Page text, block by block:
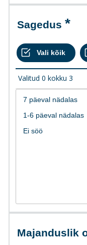
Sagedus
Valitud 0 kokku 3
Majanduslik